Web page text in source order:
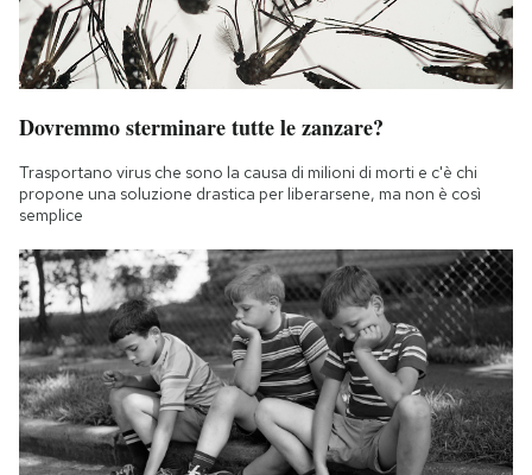
Dovremmo sterminare tutte le zanzare?
Trasportano virus che sono la causa di milioni di morti e c'è chi
propone una soluzione drastica per liberarsene, ma non è così
semplice